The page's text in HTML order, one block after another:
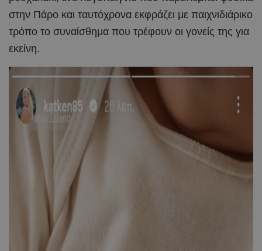
στην Πάρο και ταυτόχρονα εκφράζει με παιχνιδιάρικο
τρόπο το συναίσθημα που τρέφουν οι γονείς της για
εκείνη.